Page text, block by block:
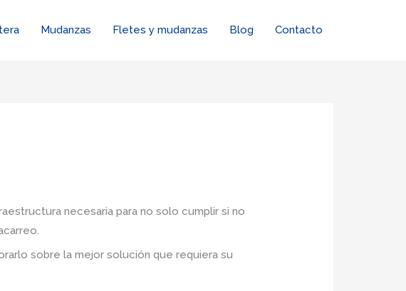
Mudanzas Fletes y mudanzas Blog Contacto
necesaria para no solo cumplir si no
sobre la mejor solución que requiera su